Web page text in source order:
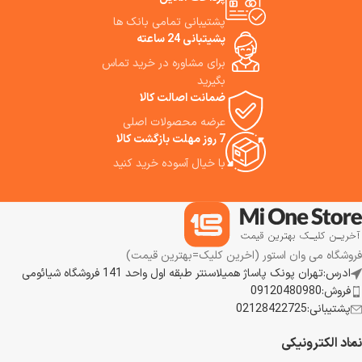
توجه آسیب گرما به موی شما کمک
کنترل حرارت هوشمند دمای جریان
ثانیه اندازه گیری نماید و به طور
جلوگیری از آسیب کنترل می کند. ما
می توانیم شما را برای رسیدن به
استایل مورد علاقه تان راهنمایی
پشتیبانی تمامی بانک ها
پشیتبانی 24 ساعته
برای مشاوره در خرید تماس
بگیرید
ضمانت اصالت کالا
عرضه محصولات اصلی
7 روز مهلت بازگشت کالا
با خیال آسوده خرید کنید
فروشگاه می وان استور (اخرین کلیک=بهترین قیمت)
ادرس:تهران پونک پاساژ همیلاسنتر طبقه اول واحد 141 فروشگاه شیائومی
فروش:09120480980
پشتیبانی:02128422725
نماد الکترونیکی